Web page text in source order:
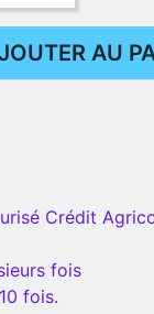
AU
Crédit
fois
fois.